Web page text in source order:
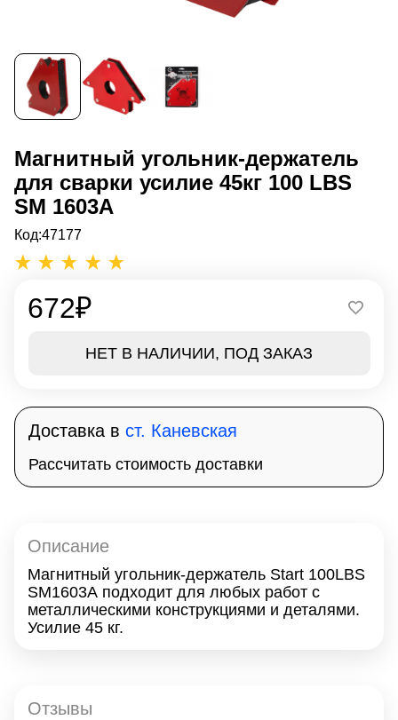
Магнитный угольник-держатель
для сварки усилие 45кг 100 LBS
SM 1603A
Код:47177
672₽
НЕТ В НАЛИЧИИ, ПОД ЗАКАЗ
Доставка в ст. Каневская
Рассчитать стоимость доставки
Описание
Магнитный угольник-держатель Start 100LBS
SM1603A подходит для любых работ с
металлическими конструкциями и деталями.
Усилие 45 кг.
Отзывы